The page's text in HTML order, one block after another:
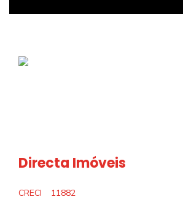
Directa Imóveis
CRECI
11882